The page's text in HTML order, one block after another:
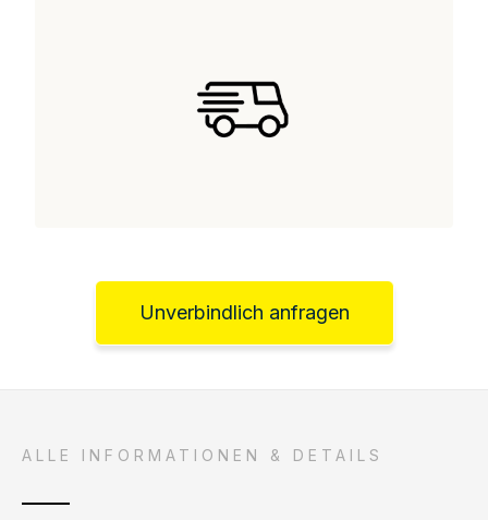
Unverbindlich anfragen
ALLE INFORMATIONEN & DETAILS